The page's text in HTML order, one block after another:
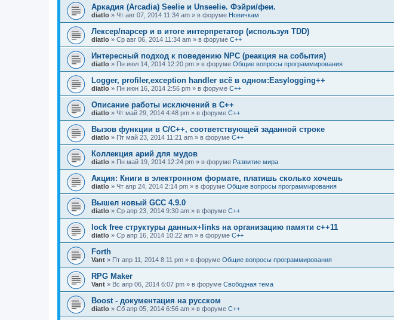
Аркадия (Arcadia) Seelie и Unseelie. Фэйри/феи.
diatlo » Чт авг 07, 2014 11:34 am » в форуме Новичкам
Лексер/парсер и в итоге интерпретатор (используя TDD)
diatlo » Ср авг 06, 2014 11:34 am » в форуме C++
Интересный подход к поведению NPC (реакция на события)
diatlo » Пн июл 14, 2014 12:20 pm » в форуме Общие вопросы программирования
Logger, profiler,exception handler всё в одном:Easylogging++
diatlo » Пн июн 16, 2014 2:56 pm » в форуме C++
Описание работы исключений в C++
diatlo » Чт май 29, 2014 4:48 pm » в форуме C++
Вызов функции в C/C++, соответствующей заданной строке
diatlo » Пт май 23, 2014 11:21 am » в форуме C++
Коллекция арий для мудов
diatlo » Пн май 19, 2014 12:24 pm » в форуме Развитие мира
Акция: Книги в электронном формате, платишь сколько хочешь
diatlo » Чт апр 24, 2014 2:14 pm » в форуме Общие вопросы программирования
Вышел новый GCC 4.9.0
diatlo » Ср апр 23, 2014 9:30 am » в форуме C++
lock free структуры данных+links на организацию памяти c++11
diatlo » Ср апр 16, 2014 10:22 am » в форуме C++
Forth
Vant » Пт апр 11, 2014 8:11 pm » в форуме Общие вопросы программирования
RPG Maker
Vant » Вс апр 06, 2014 6:07 pm » в форуме Свободная тема
Boost - документация на русском
diatlo » Сб апр 05, 2014 6:56 am » в форуме C++